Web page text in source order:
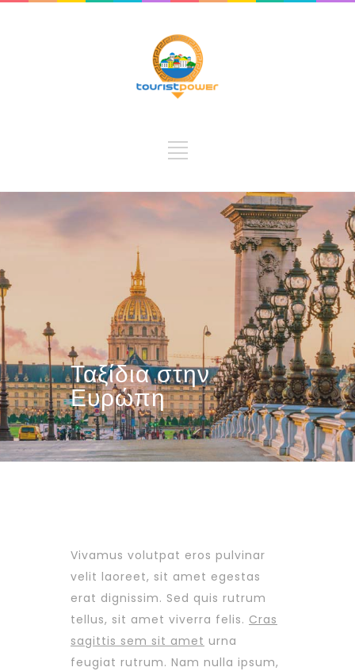
Ταξίδια στην
Ευρώπη
Vivamus volutpat eros pulvinar
velit laoreet, sit amet egestas
erat dignissim. Sed quis rutrum
tellus, sit amet viverra felis. Cras
sagittis sem sit amet urna
feugiat rutrum. Nam nulla ipsum,